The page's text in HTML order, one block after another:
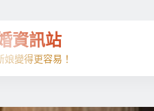
資訊站
變得更容易！